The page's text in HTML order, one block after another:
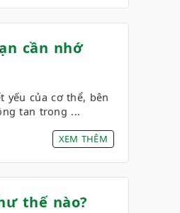
cần nhớ
yếu của cơ thể, bên
tan trong ...
XEM THÊM
thế nào?